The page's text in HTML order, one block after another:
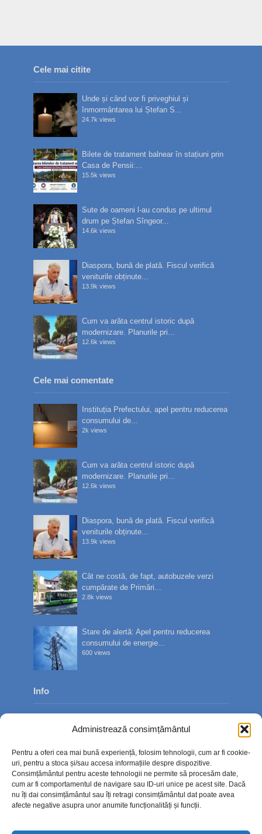
Administrează consimțământul
Pentru a oferi cea mai bună experiență, folosim tehnologii, cum ar fi cookie-
uri, pentru a stoca și/sau accesa informațiile despre dispozitive.
Consimțământul pentru aceste tehnologii ne permite să procesăm date,
cum ar fi comportamentul de navigare sau ID-uri unice pe acest site. Dacă
nu îți dai consimțământul sau îți retragi consimțământul dat poate avea
afecte negative asupra unor anumite funcționalități și funcții.
Cele mai citite
Unde și când vor fi priveghiul și
înmormântarea lui Ștefan S...
24.7k views
Bilete de tratament balnear în stațiuni prin
Casa de Pensii:...
15.5k views
Sute de oameni l-au condus pe ultimul
drum pe Ștefan Sîngeor...
14.6k views
Diaspora, bună de plată. Fiscul verifică
veniturile obținute...
13.9k views
Cum va arăta centrul istoric după
modernizare. Planurile pri...
12.6k views
Cele mai comentate
Instituția Prefectului, apel pentru reducerea
consumului de...
2k views
Cum va arăta centrul istoric după
modernizare. Planurile pri...
12.6k views
Diaspora, bună de plată. Fiscul verifică
veniturile obținute...
13.9k views
Cât ne costă, de fapt, autobuzele verzi
cumpărate de Primări...
2.8k views
Stare de alertă: Apel pentru reducerea
consumului de energie...
600 views
Info
Contact
Politica de confidențialitate
Politică cookie-uri (UE)